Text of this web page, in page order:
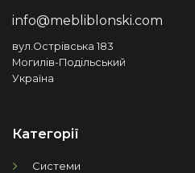
info@mebliblonski.com
вул.Острівська 183
Могилів-Подільський
Україна
Категорії
Системи